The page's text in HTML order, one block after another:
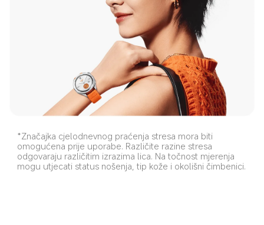
*Značajka cjelodnevnog praćenja stresa mora biti
omogućena prije uporabe. Različite razine stresa
odgovaraju različitim izrazima lica. Na točnost mjerenja
mogu utjecati status nošenja, tip kože i okolišni čimbenici.